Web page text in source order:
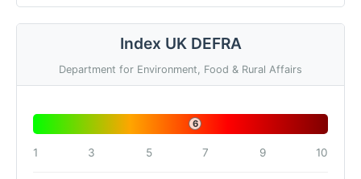
Index UK DEFRA
Department for Environment, Food & Rural Affairs
6
1 3 5 7 9 10